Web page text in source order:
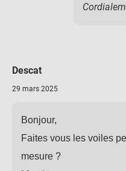
Descat
29 mars 2025
Bonjour,
Faites vous les voiles
mesure ?